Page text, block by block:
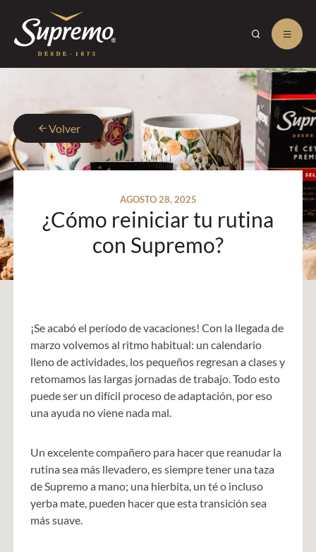
Volver
AGOSTO 28, 2025
¿Cómo reiniciar tu rutina
con Supremo?
¡Se acabó el período de vacaciones! Con la llegada de
marzo volvemos al ritmo habitual: un calendario
lleno de actividades, los pequeños regresan a clases y
retomamos las largas jornadas de trabajo. Todo esto
puede ser un difícil proceso de adaptación, por eso
una ayuda no viene nada mal.
Un excelente compañero para hacer que reanudar la
rutina sea más llevadero, es siempre tener una taza
de Supremo a mano; una hierbita, un té o incluso
yerba mate, pueden hacer que esta transición sea
más suave.